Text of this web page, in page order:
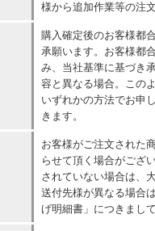
様から追加作業等の注
購入確定後のお客様都
承願います。お客様都
み、当社基準に基づき
容と異なる場合。この
いずれかの方法でお申
きます。
お客様がご注文された
らせて頂く場合がござ
されていない場合は、
送付先様が異なる場合
げ明細書」につきまし